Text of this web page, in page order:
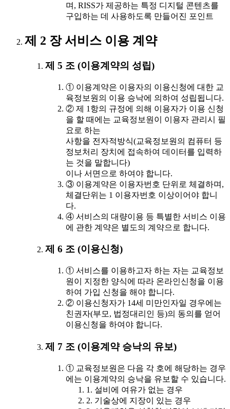
며, RISS가 제공하는 특정 디지털 콘텐츠를
구입하는 데 사용하도록 만들어진 포인트
제 2 장 서비스 이용 계약
제 5 조 (이용계약의 성립)
① 이용계약은 이용자의 이용신청에 대한 교
육정보원의 이용 승낙에 의하여 성립됩니다.
② 제 1항의 규정에 의해 이용자가 이용 신청
을 할 때에는 교육정보원이 이용자 관리시 필
요로 하는
사항을 전자적방식(교육정보원의 컴퓨터 등
정보처리 장치에 접속하여 데이터를 입력하
는 것을 말합니다)
이나 서면으로 하여야 합니다.
③ 이용계약은 이용자번호 단위로 체결하며,
체결단위는 1 이용자번호 이상이어야 합니
다.
④ 서비스의 대량이용 등 특별한 서비스 이용
에 관한 계약은 별도의 계약으로 합니다.
제 6 조 (이용신청)
① 서비스를 이용하고자 하는 자는 교육정보
원이 지정한 양식에 따라 온라인신청을 이용
하여 가입 신청을 해야 합니다.
② 이용신청자가 14세 미만인자일 경우에는
친권자(부모, 법정대리인 등)의 동의를 얻어
이용신청을 하여야 합니다.
제 7 조 (이용계약 승낙의 유보)
① 교육정보원은 다음 각 호에 해당하는 경우
에는 이용계약의 승낙을 유보할 수 있습니다.
1. 설비에 여유가 없는 경우
2. 기술상에 지장이 있는 경우